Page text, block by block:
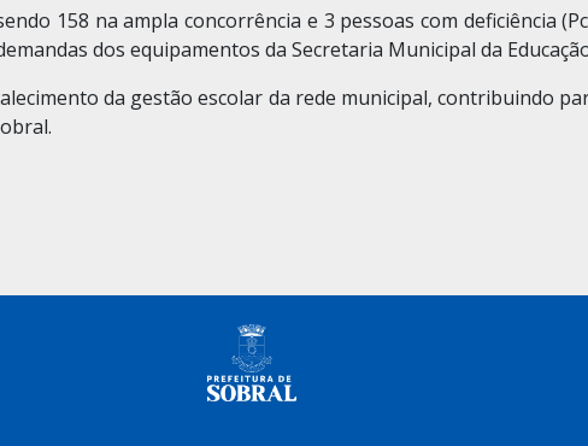
158 na ampla concorrência e 3 pessoas com deficiência
dos equipamentos da Secretaria Municipal da
da gestão escolar da rede municipal, contribuindo